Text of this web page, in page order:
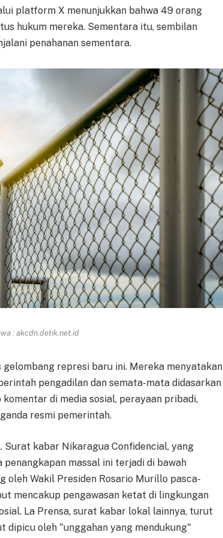
platform X menunjukkan bahwa 49 orang
hukum mereka. Sementara itu, sembilan
penahanan sementara.
: akcdn.detik.net.id
represi baru ini. Mereka menyatakan
pengadilan dan semata-mata didasarkan
di media sosial, perayaan pribadi,
resmi pemerintah.
kabar Nikaragua Confidencial, yang
massal ini terjadi di bawah
oleh Wakil Presiden Rosario Murillo pasca-
mencakup pengawasan ketat di lingkungan
La Prensa, surat kabar lokal lainnya, turut
dipicu oleh "unggahan yang mendukung"